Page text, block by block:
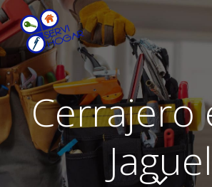
contenido
Cerrajero
Jaguel